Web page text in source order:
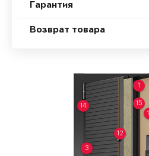
Гарантия
Возврат товара
1
3
12
14 15